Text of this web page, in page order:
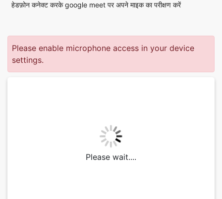
हेडफ़ोन कनेक्ट करके google meet पर अपने माइक का परीक्षण करें
Please enable microphone access in your device
settings.
Please wait....